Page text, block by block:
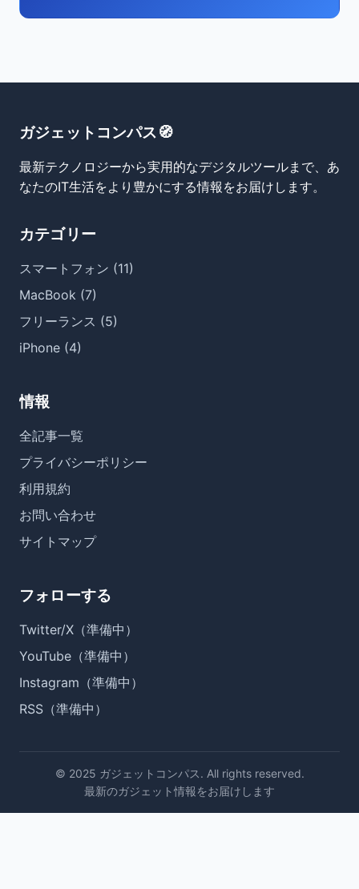
ガジェットコンパス🧭
最新テクノロジーから実用的なデジタルツールまで、あ
なたのIT生活をより豊かにする情報をお届けします。
カテゴリー
スマートフォン (11)
MacBook (7)
フリーランス (5)
iPhone (4)
情報
全記事一覧
プライバシーポリシー
利用規約
お問い合わせ
サイトマップ
フォローする
Twitter/X（準備中）
YouTube（準備中）
Instagram（準備中）
RSS（準備中）
© 2025 ガジェットコンパス. All rights reserved.
最新のガジェット情報をお届けします